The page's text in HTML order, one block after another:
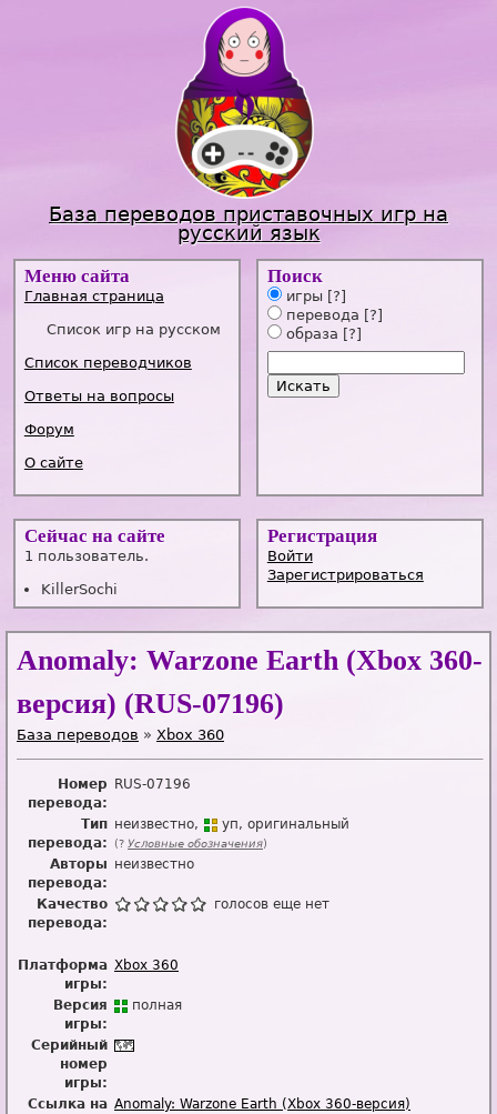
Jump to navigation
База переводов приставочных игр на
русский язык
Меню сайта
Главная страница
Список игр на русском
Список переводчиков
Ответы на вопросы
Форум
О сайте
Поиск
игры [?]
перевода [?]
образа [?]
Сейчас на сайте
1 пользователь.
KillerSochi
Регистрация
Войти
Зарегистрироваться
Anomaly: Warzone Earth (Xbox 360-
версия) (RUS-07196)
База переводов » Xbox 360
Номер
перевода:
RUS-07196
Тип
перевода:
неизвестно уп оригинальный
(? Условные обозначения)
Авторы
перевода:
неизвестно
Качество
перевода:
голосов еще нет
Платформа
игры:
Xbox 360
Версия
игры:
полная
Серийный
номер
игры:
Ссылка на Anomaly: Warzone Earth (Xbox 360-версия)